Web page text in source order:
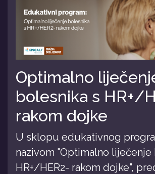
Optimalno
bolesnika s HR+/
rakom dojke
U sklopu edukativnog
nazivom "Optimalno liječenje
HR+/HER2- rakom dojke",